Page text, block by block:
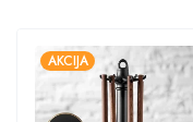
AKCIJA